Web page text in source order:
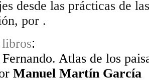
desde las prácticas de
por .
:
Atlas de los
Manuel Martín García